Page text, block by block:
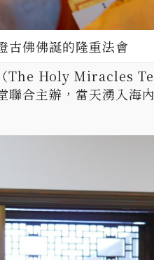
古佛佛誕的隆重法會
The Holy Miracles
合主辦，當天湧入海